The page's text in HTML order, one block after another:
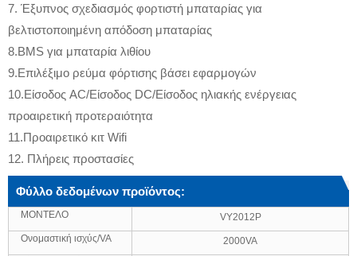
7. Έξυπνος σχεδιασμός φορτιστή μπαταρίας για
βελτιστοποιημένη απόδοση μπαταρίας
8.BMS για μπαταρία λιθίου
9.Επιλέξιμο ρεύμα φόρτισης βάσει εφαρμογών
10.Είσοδος AC/Είσοδος DC/Είσοδος ηλιακής ενέργειας
προαιρετική προτεραιότητα
11.Προαιρετικό κιτ Wifi
12. Πλήρεις προστασίες
Φύλλο δεδομένων προϊόντος:
ΜΟΝΤΕΛΟ
VY2012P
Ονομαστική ισχύς/VA
2000VA